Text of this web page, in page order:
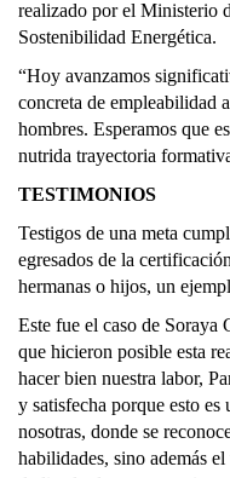
realizado por el Ministerio
Sostenibilidad Energética.
“Hoy avanzamos
concreta de empleabilidad
hombres. Esperamos que
nutrida trayectoria
TESTIMONIOS
Testigos de una meta
egresados de la
hermanas o hijos, un
Este fue el caso de Soraya
que hicieron posible esta
hacer bien nuestra labor,
y satisfecha porque esto
nosotras, donde se
habilidades, sino además